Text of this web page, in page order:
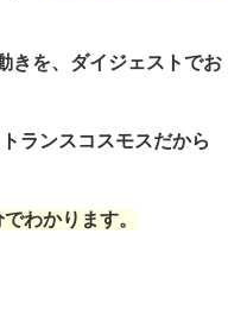
きを、ダイジェストでお
ランスコスモスだから
わかります。